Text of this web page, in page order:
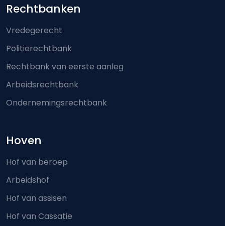
Footer-menu
Rechtbanken
Vredegerecht
Politierechtbank
Rechtbank van eerste aanleg
Arbeidsrechtbank
Ondernemingsrechtbank
Hoven
Hof van beroep
Arbeidshof
Hof van assisen
Hof van Cassatie